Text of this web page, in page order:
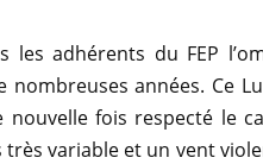
les adhérents du FEP
nombreuses années. Ce
nouvelle fois respecté le
très variable et un vent